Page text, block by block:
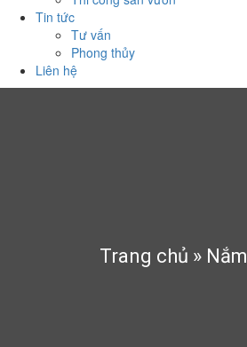
Tin tức
Tư vấn
Phong thủy
Liên hệ
Trang chủ »